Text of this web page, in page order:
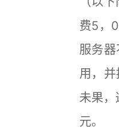
费5，
服务
用，
未果
元。